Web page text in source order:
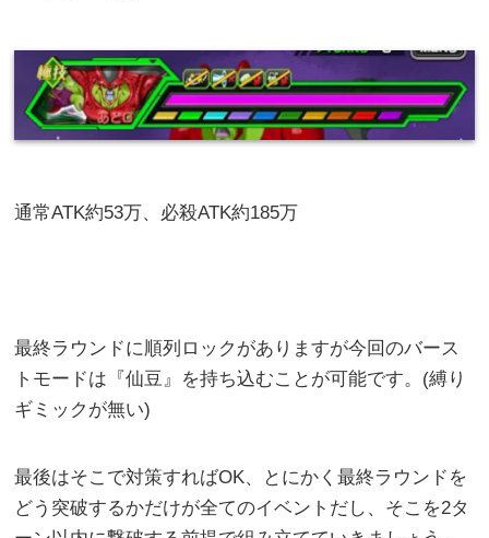
通常ATK約53万、必殺ATK約185万
最終ラウンドに順列ロックがありますが今回のバース
トモードは『仙豆』を持ち込むことが可能です。(縛り
ギミックが無い)
最後はそこで対策すればOK、とにかく最終ラウンドを
どう突破するかだけが全てのイベントだし、そこを2タ